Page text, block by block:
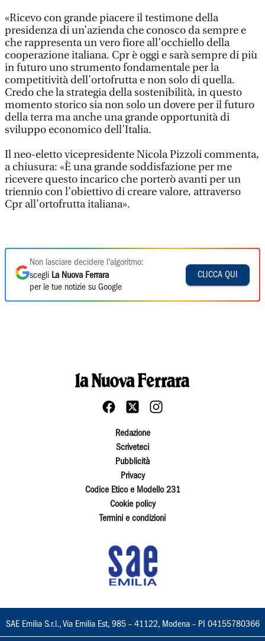
«Ricevo con grande piacere il testimone della
presidenza di un’azienda che conosco da sempre e
che rappresenta un vero fiore all’occhiello della
cooperazione italiana. Cpr è oggi e sarà sempre di più
in futuro uno strumento fondamentale per la
competitività dell’ortofrutta e non solo di quella.
Credo che la strategia della sostenibilità, in questo
momento storico sia non solo un dovere per il futuro
della terra ma anche una grande opportunità di
sviluppo economico dell’Italia.
Il neo-eletto vicepresidente Nicola Pizzoli commenta,
a chiusura: «È una grande soddisfazione per me
ricevere questo incarico che porterò avanti per un
triennio con l’obiettivo di creare valore, attraverso
Cpr all’ortofrutta italiana».
Non lasciare decidere l'algoritmo:
scegli La Nuova Ferrara
per le tue notizie su Google
CLICCA QUI
Redazione
Scriveteci
Pubblicità
Privacy
Codice Etico e Modello 231
Cookie policy
Termini e condizioni
SAE Emilia S.r.l., Via Emilia Est, 985 – 41122, Modena – PI 04155780366